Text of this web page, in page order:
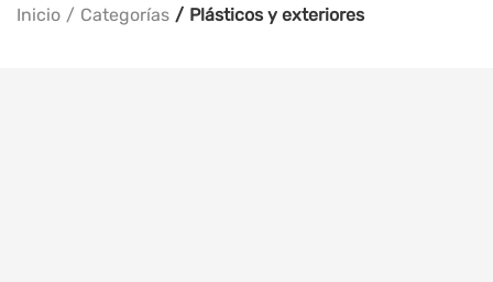
Inicio Categorías Plásticos y exteriores